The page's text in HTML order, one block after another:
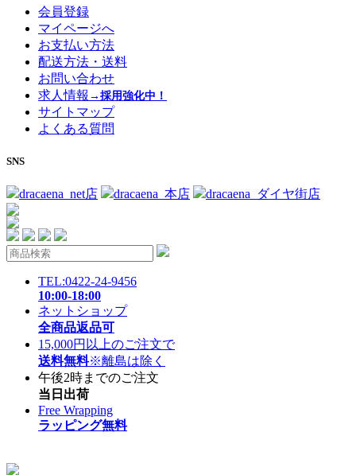
会員登録
マイページへ
お支払い方法
配送方法・送料
お問い合わせ
求人情報 →採用強化中！
サイトマップ
よくある質問
SNS
dracaena_net店 dracaena_本店 dracaena_ダイヤ街店
TEL:0422-24-9456
10:00-18:00
ネットショップ
全商品返品可
15,000円以上のご注文で
送料無料※離島は除く
午後2時までのご注文
当日出荷
Free Wrapping
ラッピング無料